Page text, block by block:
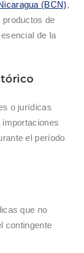
(BCN),
productos de
de la
o jurídicas
el período
que no
contingente